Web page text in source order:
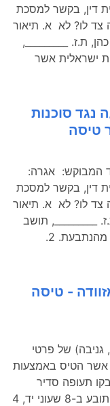
דין, בקשר למסכת
עובדתית דומה שהתובע הוא צד לו או היה צד לו? לא א. תיאור
כהן, ת.ז. _________,
ישראלית אשר
נגד סוכנות
טיסה
דין, בקשר למסכת
עובדתית דומה שהתובע הוא צד לו או היה צד לו? לא א. תיאור
ת.ז. _________, תושב
_________, _________, הזמין כרטיסי טיסה מהנתבעת. 2.
- טיסה
גניבה) של פרטי
אשר הטיס באמצעות
תעופה סדיר
מבנגקוק לישראל. המדובר על פי טענת התובע ב-8 שעוני יד, 4